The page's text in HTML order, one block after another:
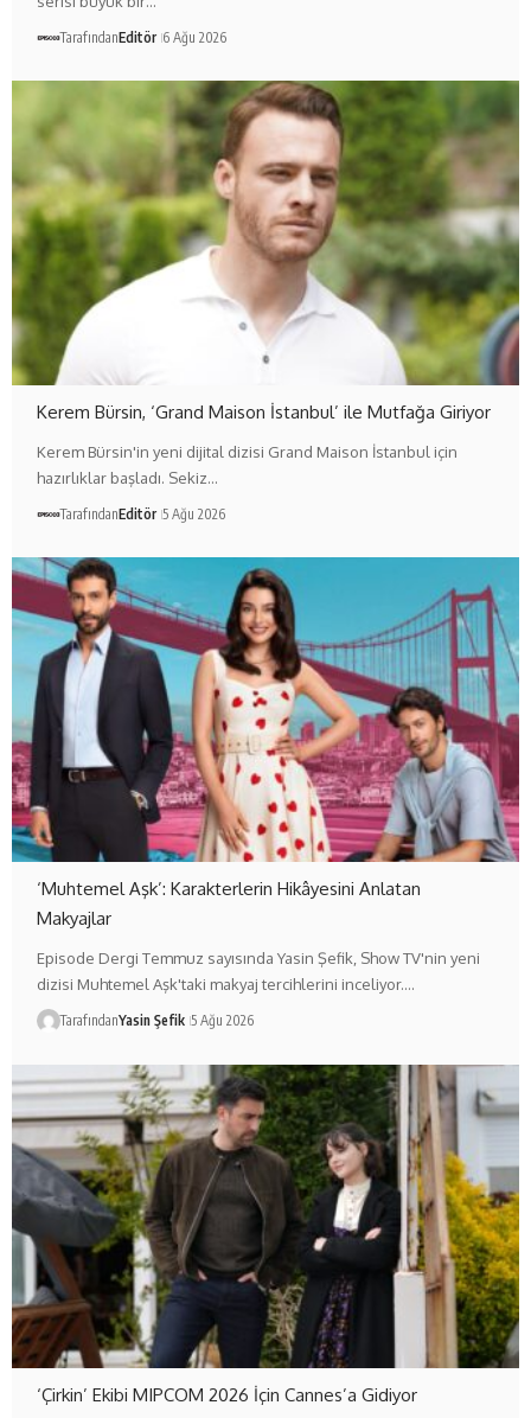
TarafındanEditör 6 Ağu 2026
Kerem Bürsin, ‘Grand Maison İstanbul’ ile Mutfağa Giriyor
Kerem Bürsin'in yeni dijital dizisi Grand Maison İstanbul için
hazırlıklar başladı. Sekiz…
TarafındanEditör 5 Ağu 2026
‘Muhtemel Aşk’: Karakterlerin Hikâyesini Anlatan
Makyajlar
Episode Dergi Temmuz sayısında Yasin Şefik, Show TV'nin yeni
dizisi Muhtemel Aşk'taki makyaj tercihlerini inceliyor.…
TarafındanYasin Şefik 5 Ağu 2026
‘Çirkin’ Ekibi MIPCOM 2026 İçin Cannes’a Gidiyor